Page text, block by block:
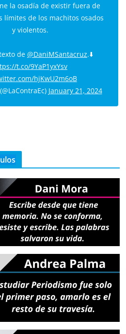
la osadía de existir fuera de
límites de los machitos osados
y violentos.
de @DaniMSantacruz.⬇️
t.co/9YaP1yxYsv
hjKwU2m6oB
January 21, 2024